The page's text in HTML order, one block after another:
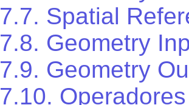
7.7. Spatial
7.8. Geometry
7.9. Geometry
7.10. Operadores